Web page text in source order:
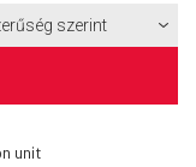
unit